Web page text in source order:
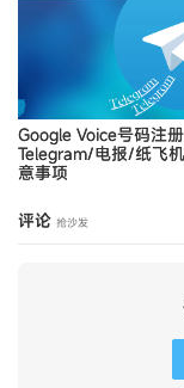
Google Voice号码注册
Telegram/电报/纸飞
意事项
评论 抢沙发